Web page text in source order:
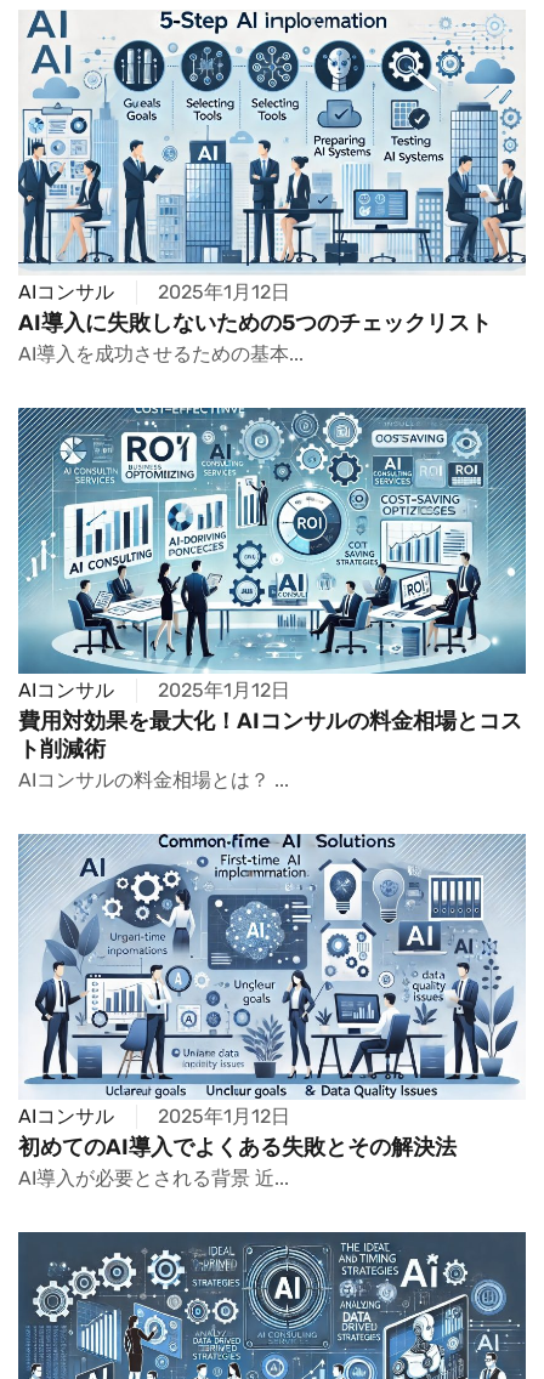
AIコンサル 2025年1月12日
AI導入に失敗しないための5つのチェックリスト
AI導入を成功させるための基本...
AIコンサル 2025年1月12日
費用対効果を最大化！AIコンサルの料金相場とコス
ト削減術
AIコンサルの料金相場とは？ ...
AIコンサル 2025年1月12日
初めてのAI導入でよくある失敗とその解決法
AI導入が必要とされる背景 近...